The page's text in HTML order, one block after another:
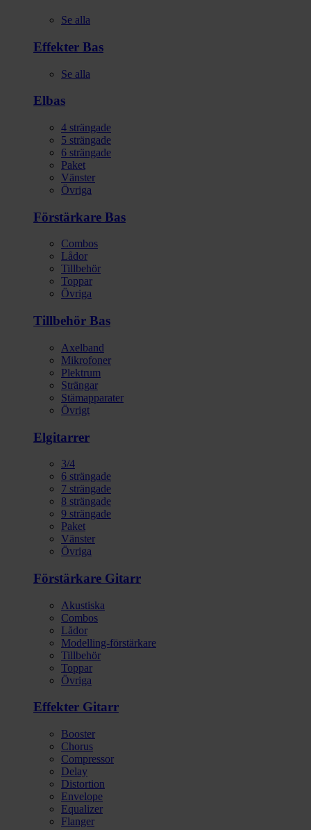
Se alla
Effekter Bas
Se alla
Elbas
4 strängade
5 strängade
6 strängade
Paket
Vänster
Övriga
Förstärkare Bas
Combos
Lådor
Tillbehör
Toppar
Övriga
Tillbehör Bas
Axelband
Mikrofoner
Plektrum
Strängar
Stämapparater
Övrigt
Elgitarrer
3/4
6 strängade
7 strängade
8 strängade
9 strängade
Paket
Vänster
Övriga
Förstärkare Gitarr
Akustiska
Combos
Lådor
Modelling-förstärkare
Tillbehör
Toppar
Övriga
Effekter Gitarr
Booster
Chorus
Compressor
Delay
Distortion
Envelope
Equalizer
Flanger